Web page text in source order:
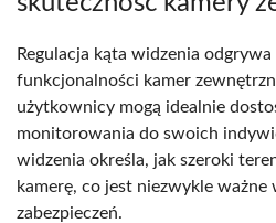
Regulacja kąta widzenia
funkcjonalności kamer
użytkownicy mogą idealnie
monitorowania do swoich
widzenia określa, jak szeroki
kamerę, co jest niezwykle ważne
zabezpieczeń.